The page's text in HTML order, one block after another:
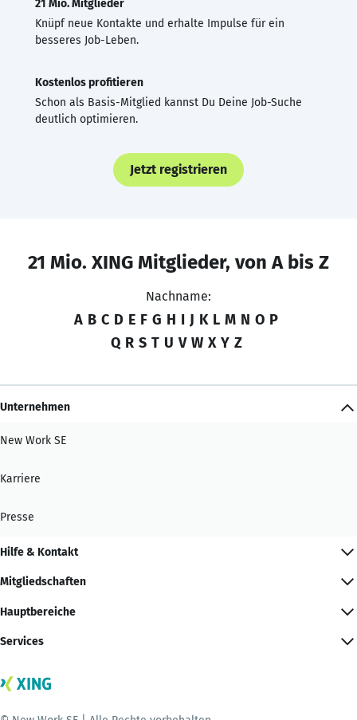
21 Mio. Mitglieder
Knüpf neue Kontakte und erhalte Impulse für ein
besseres Job-Leben.
Kostenlos profitieren
Schon als Basis-Mitglied kannst Du Deine Job-Suche
deutlich optimieren.
Jetzt registrieren
21 Mio. XING Mitglieder, von A bis Z
Nachname:
A B C D E F G H I J K L M N O P
Q R S T U V W X Y Z
Unternehmen
New Work SE
Karriere
Presse
Hilfe & Kontakt
Mitgliedschaften
Hauptbereiche
Services